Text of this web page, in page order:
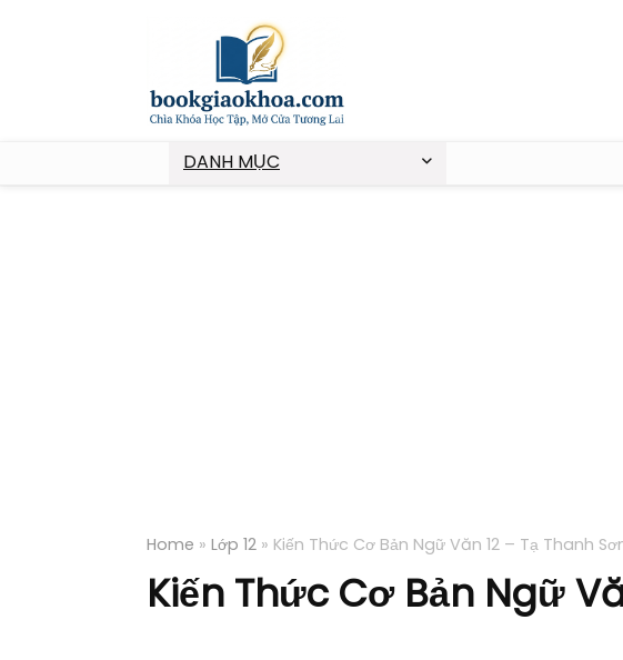
DANH MỤC
Home » Lớp 12 » Kiến Thức Cơ Bản Ngữ Văn 12 – Tạ Thanh
Kiến Thức Cơ Bản Ngữ